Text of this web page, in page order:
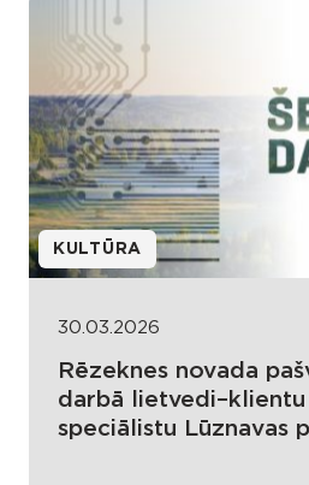
KULTŪRA
30.03.2026
Rēzeknes novada
darbā lietvedi–klientu
speciālistu Lūznavas